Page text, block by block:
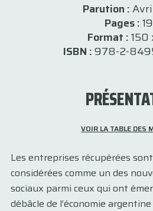
Parution :
Pages :
Format :150
ISBN :978-2-
VOIR LA TABLE DES
Les entreprises récupérées
considérées comme un des
sociaux parmi ceux qui ont
débâcle de l’économie